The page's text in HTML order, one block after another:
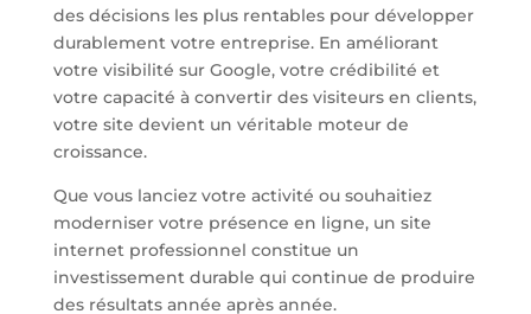
des décisions les plus rentables pour développer
durablement votre entreprise. En améliorant
votre visibilité sur Google, votre crédibilité et
votre capacité à convertir des visiteurs en clients,
votre site devient un véritable moteur de
croissance.
Que vous lanciez votre activité ou souhaitiez
moderniser votre présence en ligne, un site
internet professionnel constitue un
investissement durable qui continue de produire
des résultats année après année.